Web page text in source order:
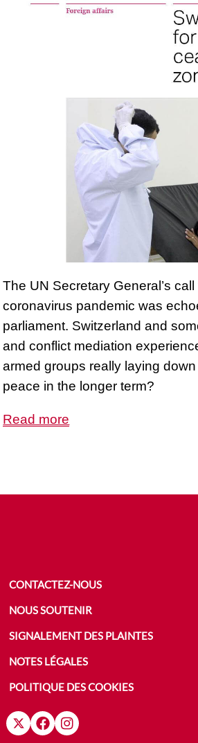
The UN Secretary General’s
coronavirus pandemic was
parliament. Switzerland and
and conflict mediation
armed groups really laying
peace in the longer term?
Read more
CONTACTEZ-NOUS
NOUS SOUTENIR
SIGNALEMENT DES PLAINTES
NOTES LÉGALES
POLITIQUE DES COOKIES